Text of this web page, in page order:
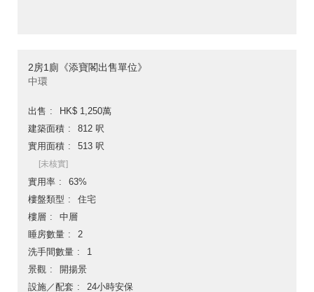
2房1廁《添寶閣出售單位》
中環
出售
HK$ 1,250萬
建築面積
812 呎
實用面積
513 呎
[未核實]
實用率
63%
樓盤類型
住宅
樓層
中層
睡房數量
2
洗手間數量
1
景觀
開揚景
設施／配套
24小時安保